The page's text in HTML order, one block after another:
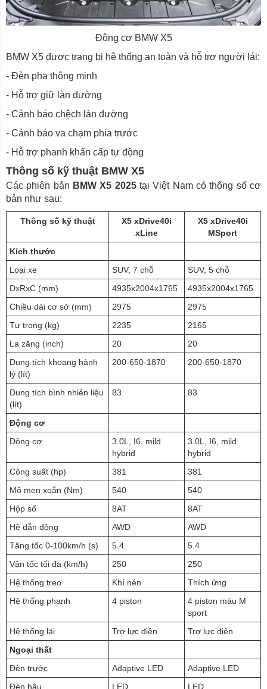
Động cơ BMW X5
BMW X5 được trang bị hệ thống an toàn và hỗ trợ người lái:
- Đèn pha thông minh
- Hỗ trợ giữ làn đường
- Cảnh báo chệch làn đường
- Cảnh báo va chạm phía trước
- Hỗ trợ phanh khẩn cấp tự động
Thông số kỹ thuật BMW X5
Các phiên bản BMW X5 2025tại Việt Nam có thông số cơ
bản như sau:
Thông số kỹ thuật
X5 xDrive40i
xLine
X5 xDrive40i
MSport
Kích thước
Loại xe
SUV, 7 chỗ
SUV, 5 chỗ
DxRxC (mm)
4935x2004x1765
4935x2004x1765
Chiều dài cơ sở (mm)
2975
2975
Tự trọng (kg)
2235
2165
La zăng (inch)
20
20
Dung tích khoang hành
lý (lít)
200-650-1870 200-650-1870
Dung tích bình nhiên liệu
(lít)
83 83
Động cơ
Động cơ
3.0L, I6, mild
hybrid
3.0L, I6, mild
hybrid
Công suất (hp)
381
381
Mô men xoắn (Nm)
540
540
Hộp số
8AT
8AT
Hệ dẫn động
AWD
AWD
Tăng tốc 0-100km/h (s)
5.4
5.4
Vận tốc tối đa (km/h)
250
250
Hệ thống treo
Khí nén
Thích ứng
Hệ thống phanh
4 piston
4 piston màu M
sport
Hệ thống lái
Trợ lực điện
Trợ lực điện
Ngoại thất
Đèn trước
Adaptive LED
Adaptive LED
Đèn hậu
LED LED